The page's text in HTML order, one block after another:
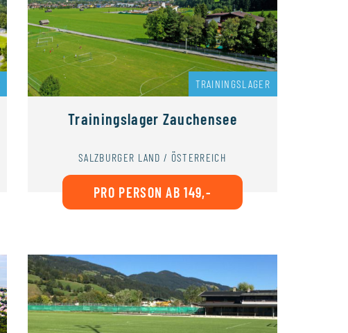
TRAININGSLAGER
Trainingslager Zauchensee
SALZBURGER LAND / ÖSTERREICH
PRO PERSON AB 149,-